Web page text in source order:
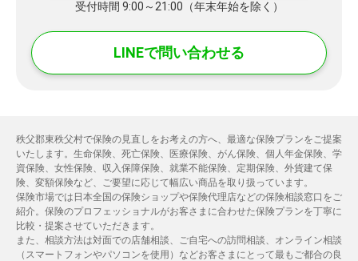
受付時間 9:00～21:00（年末年始を除く）
LINEで問い合わせる
秩父郡東秩父村で保険の見直しをお考えの方へ、最適な保険プランをご提案
いたします。生命保険、死亡保険、医療保険、がん保険、個人年金保険、学
資保険、女性保険、収入保障保険、就業不能保険、定期保険、外貨建て保
険、変額保険など、ご要望に応じて幅広い商品を取り扱っています。
保険市場では日本全国の保険ショップや保険代理店などの保険相談窓口をご
紹介。保険のプロフェッショナルがお客さまに合わせた保険プランを丁寧に
比較・提案させていただきます。
また、相談方法は対面での店舗相談、ご自宅への訪問相談、オンライン相談
（スマートフォンやパソコンを使用）などお客さまにとって最もご都合の良